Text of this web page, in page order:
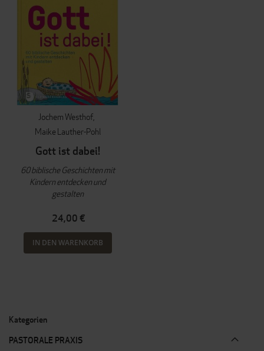
Jochem Westhof
Maike Lauther-Pohl
Gott ist dabei!
60 biblische Geschichten mit
Kindern entdecken und
gestalten
24,00 €
IN DEN WARENKORB
Kategorien
PASTORALE PRAXIS